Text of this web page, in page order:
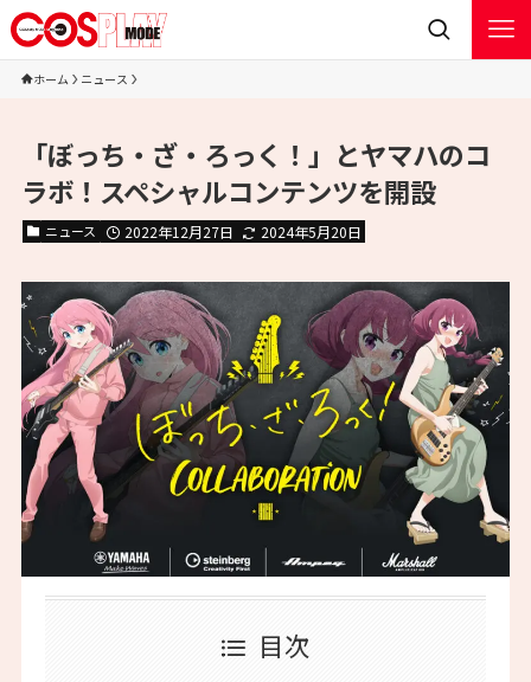
ホーム ニュース
「ぼっち・ざ・ろっく！」とヤマハのコ
ラボ！スペシャルコンテンツを開設
ニュース 2022年12月27日 2024年5月20日
目次